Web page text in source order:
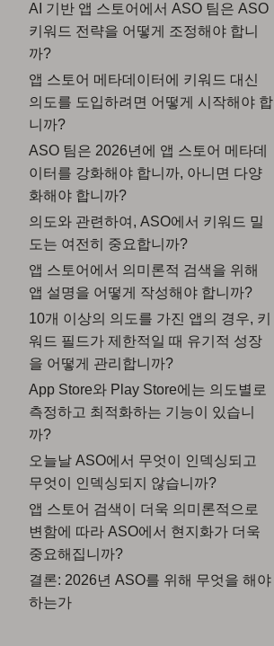
AI 기반 앱 스토어에서 ASO 팀은 ASO
키워드 전략을 어떻게 조정해야 합니
까?
앱 스토어 메타데이터에 키워드 대신
의도를 도입하려면 어떻게 시작해야 합
니까?
ASO 팀은 2026년에 앱 스토어 메타데
이터를 강화해야 합니까, 아니면 다양
화해야 합니까?
의도와 관련하여, ASO에서 키워드 밀
도는 여전히 중요합니까?
앱 스토어에서 의미론적 검색을 위해
앱 설명을 어떻게 작성해야 합니까?
10개 이상의 의도를 가진 앱의 경우, 키
워드 필드가 제한적일 때 유기적 성장
을 어떻게 관리합니까?
App Store와 Play Store에는 의도별로
측정하고 최적화하는 기능이 있습니
까?
오늘날 ASO에서 무엇이 인덱싱되고
무엇이 인덱싱되지 않습니까?
앱 스토어 검색이 더욱 의미론적으로
변함에 따라 ASO에서 현지화가 더욱
중요해집니까?
결론: 2026년 ASO를 위해 무엇을 해야
하는가